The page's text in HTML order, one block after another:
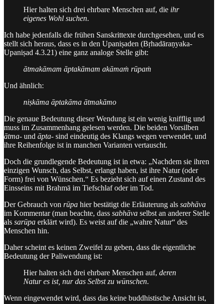
Hier halten sich drei ehrbare Menschen auf, die ihr
eigenes Wohl suchen.
Ich habe jedenfalls die frühen Sanskrittexte durchgesehen, und es
stellt sich heraus, dass es in den Upaniṣaden (Bṛhadāraṇyaka-
Upaniṣad 4.3.21) eine ganz analoge Stelle gibt:
ātmakāmam āptakāmam akāmaṁ rūpaṁ
Und ähnlich:
niṣkāma āptakāma ātmakāmo
Die genaue Bedeutung dieser Wendung ist ein wenig knifflig und
muss im Zusammenhang gelesen werden. Die beiden Vorsilben
ātma- und āpta- sind eindeutig des Klangs wegen verwendet, und
ihre Reihenfolge ist in manchen Varianten vertauscht.
Doch die grundlegende Bedeutung ist in etwa: „Nachdem sie ihren
einzigen Wunsch, das Selbst, erlangt haben, ist ihre Natur (oder
Form) frei von Wünschen.“ Es bezieht sich auf einen Zustand des
Einsseins mit Brahmā im Tiefschlaf oder im Tod.
Der Gebrauch von rūpa hier bestätigt die Erläuterung als sabhāva
im Kommentar (man beachte, dass sabhāva selbst an anderer Stelle
als sarūpa erklärt wird). Es weist auf die „wahre Natur“ des
Menschen hin.
Daher scheint es keinen Zweifel zu geben, dass die eigentliche
Bedeutung der Paliwendung ist:
Hier halten sich drei ehrbare Menschen auf, deren
Natur es ist, nur das Selbst zu wünschen.
Wenn eingewendet wird, dass das keine buddhistische Ansicht ist,